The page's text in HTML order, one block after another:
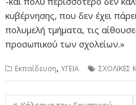
κυβέρνησης, που δεν έχει
πολυμελή τμήματα, τις
προσωπικού των σχολείων.»
Εκπαίδευση,ΥΓΕΙΑ ΣΧΟΛΙΚΕΣ